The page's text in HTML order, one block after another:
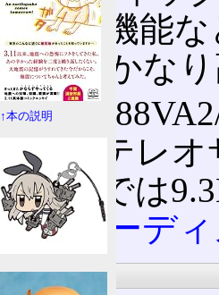
面合成機能
してはかな
後継の
2」(ステレ
88VA3では
ロッピーデ
専用ソフト
↑本の説明